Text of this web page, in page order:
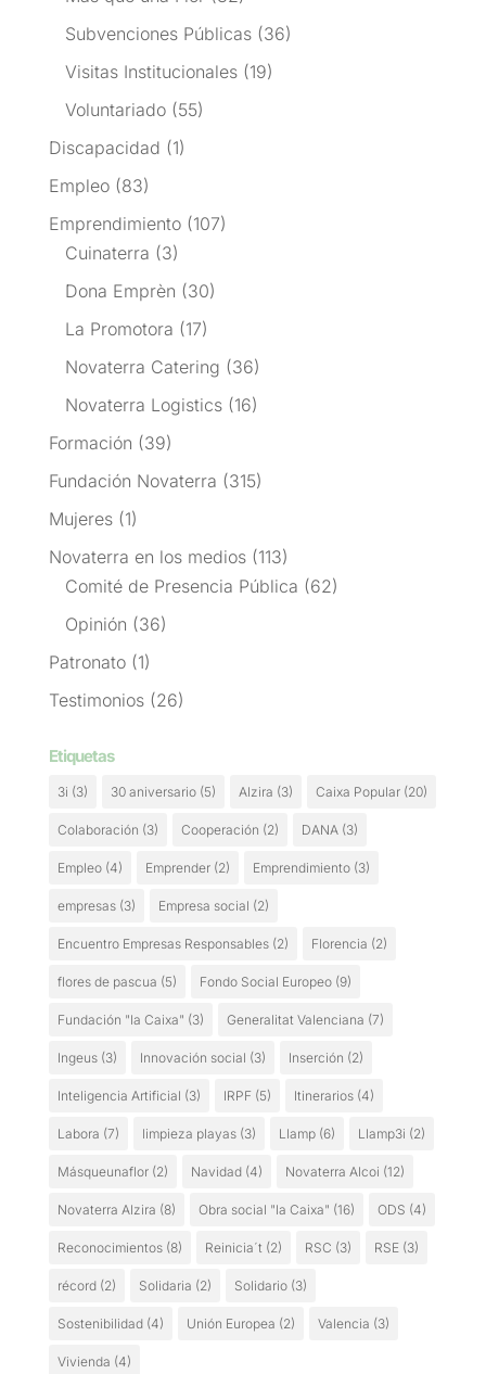
Subvenciones Públicas(36)
Visitas Institucionales(19)
Voluntariado(55)
Discapacidad (1)
Empleo(83)
Emprendimiento(107)
Cuinaterra (3)
Dona Emprèn (30)
La Promotora (17)
Novaterra Catering (36)
Novaterra Logistics(16)
Formación (39)
Fundación Novaterra (315)
Mujeres(1)
Novaterra en los medios(113)
Comité de Presencia Pública (62)
Opinión (36)
Patronato(1)
Testimonios(26)
Etiquetas
3i (3) 30 aniversario(5) Alzira (3) Caixa Popular(20)
Colaboración (3) Cooperación (2) DANA(3)
Empleo(4) Emprender(2) Emprendimiento(3)
empresas(3) Empresa social (2)
Encuentro Empresas Responsables(2) Florencia (2)
flores de pascua (5) Fondo Social Europeo(9)
Fundación "la Caixa" (3) Generalitat Valenciana (7)
Ingeus(3) Innovación social (3) Inserción (2)
Inteligencia Artificial (3) IRPF(5) Itinerarios(4)
Labora (7) limpieza playas(3) Llamp(6) Llamp3i (2)
Másqueunaflor(2) Navidad(4) Novaterra Alcoi (12)
Novaterra Alzira (8) Obra social "la Caixa" (16) ODS (4)
Reconocimientos(8) Reinicia´t(2) RSC (3) RSE(3)
récord(2) Solidaria (2) Solidario(3)
Sostenibilidad(4) Unión Europea (2) Valencia (3)
Vivienda (4)